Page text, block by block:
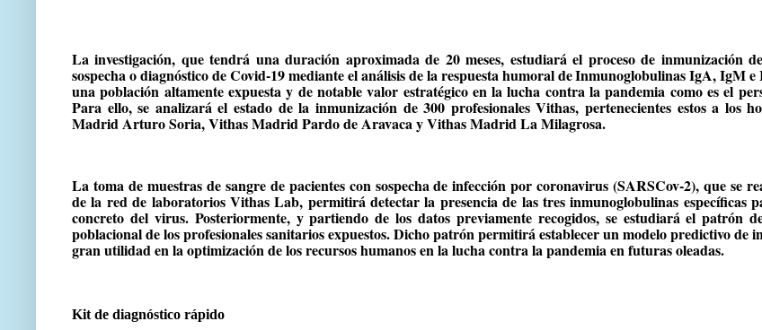
La investigación, que tendrá una duración aproximada de 20 meses, estudiará el proceso de inmunización
sospecha o diagnóstico de Covid-19 mediante el análisis de la respuesta humoral deInmunoglobulinas IgA, IgM e
una población altamente expuesta y de notable valor estratégico en la lucha contra la pandemia como es el
Para ello, se analizará el estado de la inmunización de 300 profesionales Vithas, pertenecientes estos a los
Madrid Arturo Soria, Vithas Madrid Pardo de Aravaca y Vithas Madrid La Milagrosa.
La toma de muestras de sangre de pacientes con sospecha de infección por coronavirus (SARSCov-2), que se
de la red de laboratorios Vithas Lab, permitirá detectar la presencia de las tres inmunoglobulinas específicas
concreto del virus. Posteriormente, y partiendo de los datos previamente recogidos, se estudiará el patrón
poblacional de los profesionales sanitarios expuestos. Dicho patrón permitirá establecer un modelo predictivo de
gran utilidad en la optimización de los recursos humanos en la lucha contra la pandemia en futuras oleadas.
Kit de diagnóstico rápido